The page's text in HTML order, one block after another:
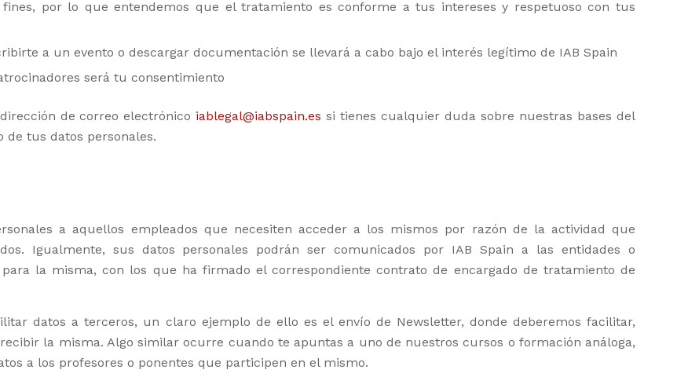
por lo que entendemos que el tratamiento es conforme a tus intereses y respetuoso con tus
a un evento o descargar documentación se llevará a cabo bajo el interés legítimo de IAB Spain
será tu consentimiento
de correo electrónico iablegal@iabspain.es si tienes cualquier duda sobre nuestras bases del
tus datos personales.
a aquellos empleados que necesiten acceder a los mismos por razón de la actividad que
Igualmente, sus datos personales podrán ser comunicados por IAB Spain a las entidades o
la misma, con los que ha firmado el correspondiente contrato de encargado de tratamiento de
datos a terceros, un claro ejemplo de ello es el envío de Newsletter, donde deberemos facilitar,
la misma. Algo similar ocurre cuando te apuntas a uno de nuestros cursos o formación análoga,
a los profesores o ponentes que participen en el mismo.